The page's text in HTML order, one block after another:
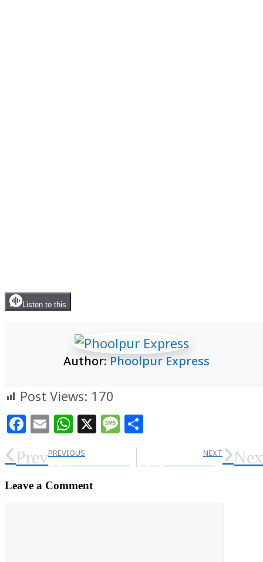
Listen to this
Author:Phoolpur Express
Post Views: 170
Facebook
EmailWhatsApp
X Message
PrevPREVIOUS NEXT
Leave a Comment